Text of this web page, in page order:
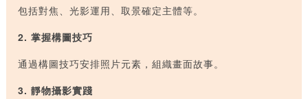
包括對焦、光影運用、取景確定主體等。
2. 掌握構圖技巧
通過構圖技巧安排照片元素，組織畫面故事。
3. 靜物攝影實踐